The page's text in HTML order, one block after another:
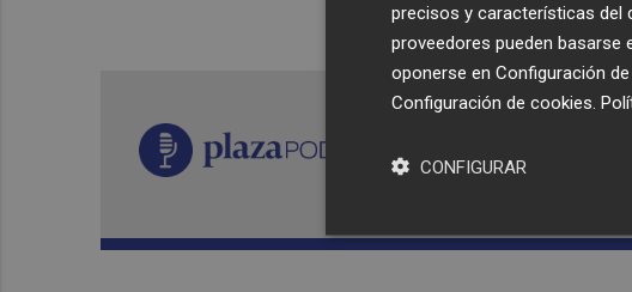
precisos y características del
proveedores pueden basarse
oponerse en Configuración
Configuración de cookies
CONFIGURAR